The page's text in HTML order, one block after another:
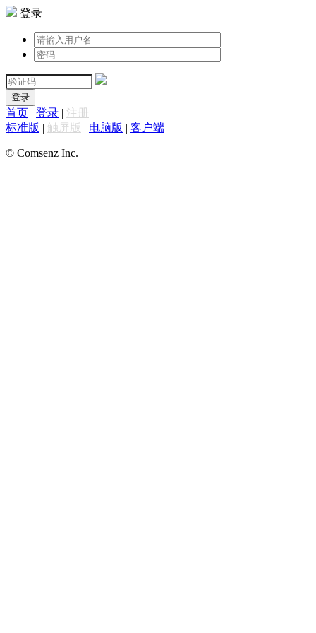
登录
登录
首页 | 登录 | 注册
标准版 | 触屏版 | 电脑版 | 客户端
© Comsenz Inc.